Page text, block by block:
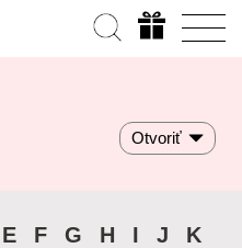
Otvoriť
E F G H I J
K